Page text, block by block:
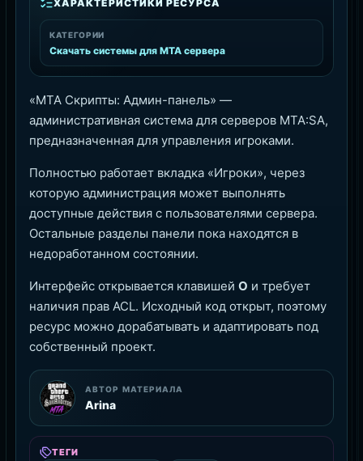
ХАРАКТЕРИСТИКИ РЕСУРСА
КАТЕГОРИИ
Скачать системы для MTA сервера
«MTA Скрипты: Админ-панель» —
административная система для серверов MTA:SA,
предназначенная для управления игроками.
Полностью работает вкладка «Игроки», через
которую администрация может выполнять
доступные действия с пользователями сервера.
Остальные разделы панели пока находятся в
недоработанном состоянии.
Интерфейс открывается клавишей O и требует
наличия прав ACL. Исходный код открыт, поэтому
ресурс можно дорабатывать и адаптировать под
собственный проект.
АВТОР МАТЕРИАЛА
Arina
ТЕГИ